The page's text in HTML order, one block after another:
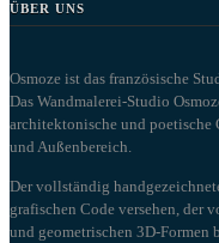
ÜBER UNS
Osmoze ist das französische
Das Wandmalerei-Studio
architektonische und poetische
und Außenbereich.
Der vollständig
grafischen Code versehen, der
und geometrischen 3D-